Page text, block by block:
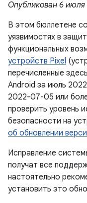
Опубликован 6 июля
В этом бюллетене
уязвимостях в
функциональных
устройств Pixel
перечисленные
Android за июль
2022-07-05 или
проверить уровень
безопасности на
об обновлении
Исправление
получат все
настоятельно
установить это